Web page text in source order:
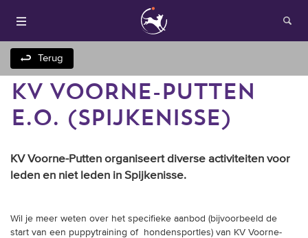
Fokken met je hond
Terug
KV VOORNE-PUTTEN
E.O. (SPIJKENISSE)
KV Voorne-Putten organiseert diverse activiteiten voor
leden en niet leden in Spijkenisse.
Wil je meer weten over het specifieke aanbod (bijvoorbeeld de
start van een puppytraining of hondensportles) van KV Voorne-